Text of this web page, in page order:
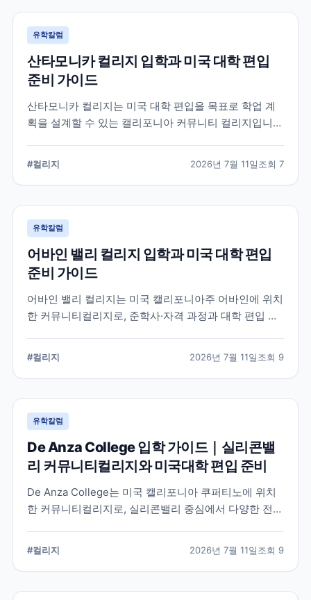
유학칼럼
산타모니카 컬리지 입학과 미국 대학 편입
준비 가이드
산타모니카 컬리지는 미국 대학 편입을 목표로 학업 계
획을 설계할 수 있는 캘리포니아 커뮤니티 컬리지입니
#컬리지 2026년 7월 11일조회 7
유학칼럼
어바인 밸리 컬리지 입학과 미국 대학 편입
준비 가이드
어바인 밸리 컬리지는 미국 캘리포니아주 어바인에 위치
한 커뮤니티컬리지로, 준학사·자격 과정과 대학 편입 준
#컬리지 2026년 7월 11일조회 9
유학칼럼
De Anza College 입학 가이드｜실리콘밸
리 커뮤니티컬리지와 미국대학 편입 준비
De Anza College는 미국 캘리포니아 쿠퍼티노에 위치
한 커뮤니티컬리지로, 실리콘밸리 중심에서 다양한 전공
으로 정리했습니다.
#컬리지 2026년 7월 11일조회 9